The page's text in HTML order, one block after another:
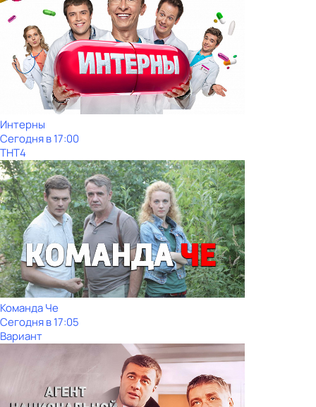
Интерны
Сегодня в 17:00
ТНТ4
Команда Че
Сегодня в 17:05
Вариант